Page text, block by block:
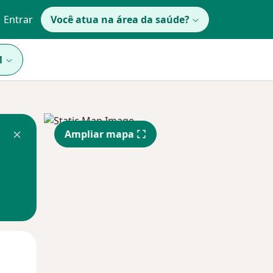
Entrar Você atua na área da saúde?
Ampliar mapa